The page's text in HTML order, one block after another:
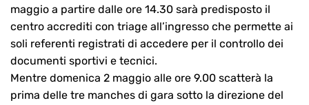
maggio a partire dalle ore 14.30 sarà predisposto il
centro accrediti con triage all’ingresso che permette ai
soli referenti registrati di accedere per il controllo dei
documenti sportivi e tecnici.
Mentre domenica 2 maggio alle ore 9.00 scatterà la
prima delle tre manches di gara sotto la direzione del